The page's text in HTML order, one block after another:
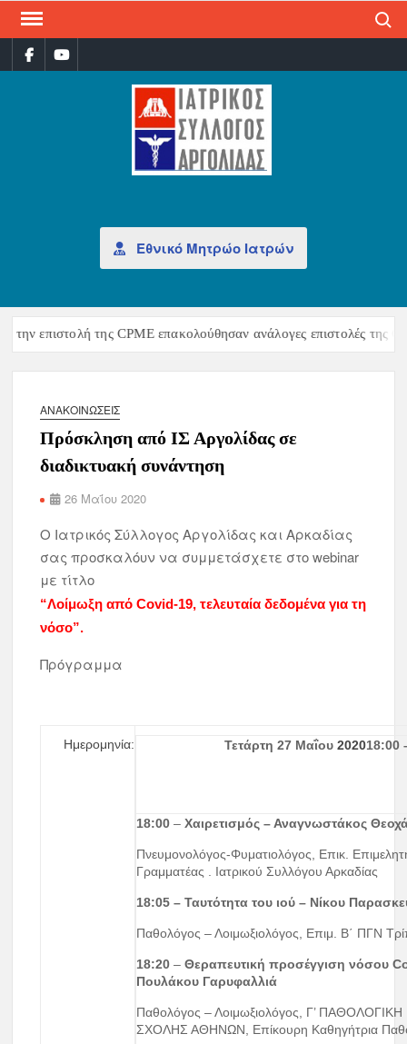
Εθνικό Μητρώο Ιατρών
επιστολή της CPME επακολούθησαν ανάλογες επιστολές της
ΑΝΑΚΟΙΝΏΣΕΙΣ
Πρόσκληση από ΙΣ Αργολίδας σε
διαδικτυακή συνάντηση
26 Μαΐου 2020
O Ιατρικός Σύλλογος Αργολίδας και Αρκαδίας
σας προσκαλόυν να συμμετάσχετε στο webinar
με τίτλο
“Λοίμωξη από Covid-19, τελευταία δεδομένα για τη
νόσο”.
Πρόγραμμα
Ημερομηνία: Τετάρτη 27 Μαΐου202018:00
18:00 –Χαιρετισμός – Αναγνωστάκος
Πνευμονολόγος-Φυματιολόγος, Επικ.
Γραμματέας . Ιατρικού Συλλόγου Αρκαδίας
18:05 – Ταυτότητα του ιού – Νίκου
Παθολόγος – Λοιμωξιολόγος, Επιμ. Β΄ ΠΓΝ
18:20 –Θεραπευτική προσέγγιση
Πουλάκου Γαρυφαλλιά
Παθολόγος – Λοιμωξιολόγος, Γ’
ΣΧΟΛΗΣ ΑΘΗΝΩΝ, Επίκουρη Καθηγήτρια